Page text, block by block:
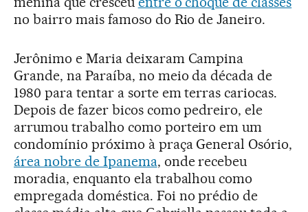
no bairro mais famoso do Rio de Janeiro.
Jerônimo e Maria deixaram Campina
Grande, na Paraíba, no meio da década de
1980 para tentar a sorte em terras cariocas.
Depois de fazer bicos como pedreiro, ele
arrumou trabalho como porteiro em um
condomínio próximo à praça General Osório,
área nobre de Ipanema, onde recebeu
moradia, enquanto ela trabalhou como
empregada doméstica. Foi no prédio de